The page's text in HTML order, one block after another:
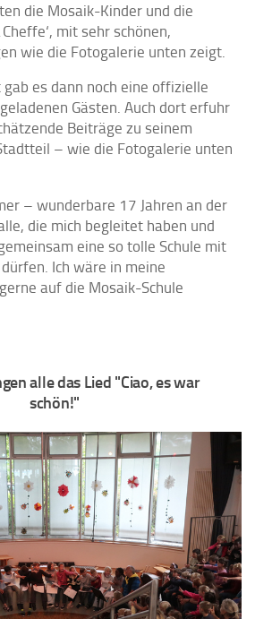
die Mosaik-Kinder und die
mit sehr schönen,
wie die Fotogalerie unten zeigt.
es dann noch eine offizielle
Gästen. Auch dort erfuhr
Beiträge zu seinem
– wie die Fotogalerie unten
– wunderbare 17 Jahren an der
die mich begleitet haben und
eine so tolle Schule mit
Ich wäre in meine
auf die Mosaik-Schule
alle das Lied "Ciao, es war
schön!"